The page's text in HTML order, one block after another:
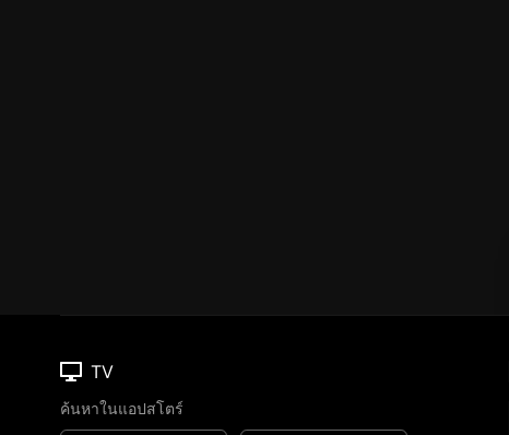
TV
ค้นหาในแอปสโตร์